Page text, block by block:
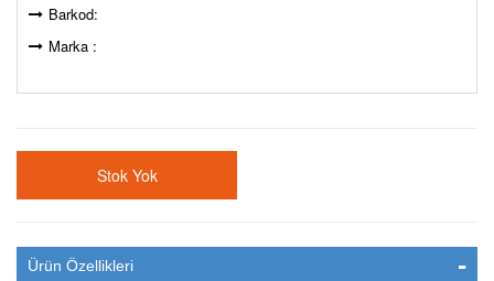
Barkod:
Marka :
Stok Yok
Ürün Özellikleri